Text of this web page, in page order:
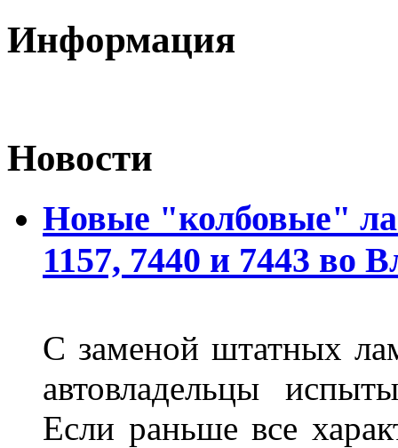
Информация
Новости
Новые "колбовые"
1157, 7440 и 7443 во
С заменой штатных
автовладельцы
Если раньше все